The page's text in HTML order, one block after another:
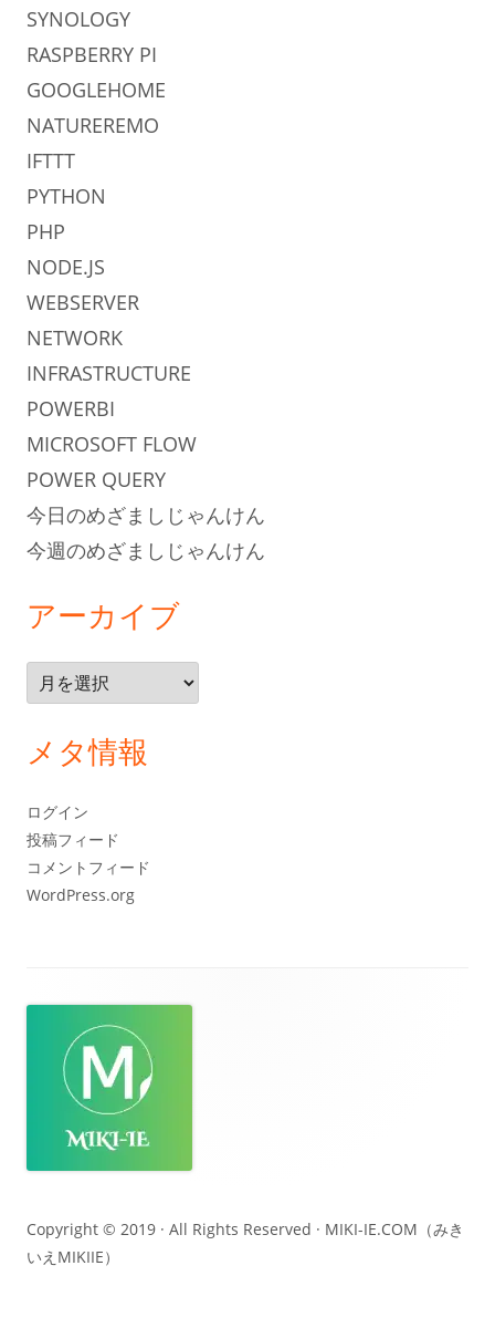
SYNOLOGY
RASPBERRY PI
GOOGLEHOME
NATUREREMO
IFTTT
PYTHON
PHP
NODE.JS
WEBSERVER
NETWORK
INFRASTRUCTURE
POWERBI
MICROSOFT FLOW
POWER QUERY
今日のめざましじゃんけん
今週のめざましじゃんけん
アーカイブ
ー
イ
メタ情報
ログイン
投稿フィード
コメントフィード
WordPress.org
テ
ン
Copyright © 2019 · All Rights Reserved · MIKI-IE.COM（みき
いえMIKIIE）